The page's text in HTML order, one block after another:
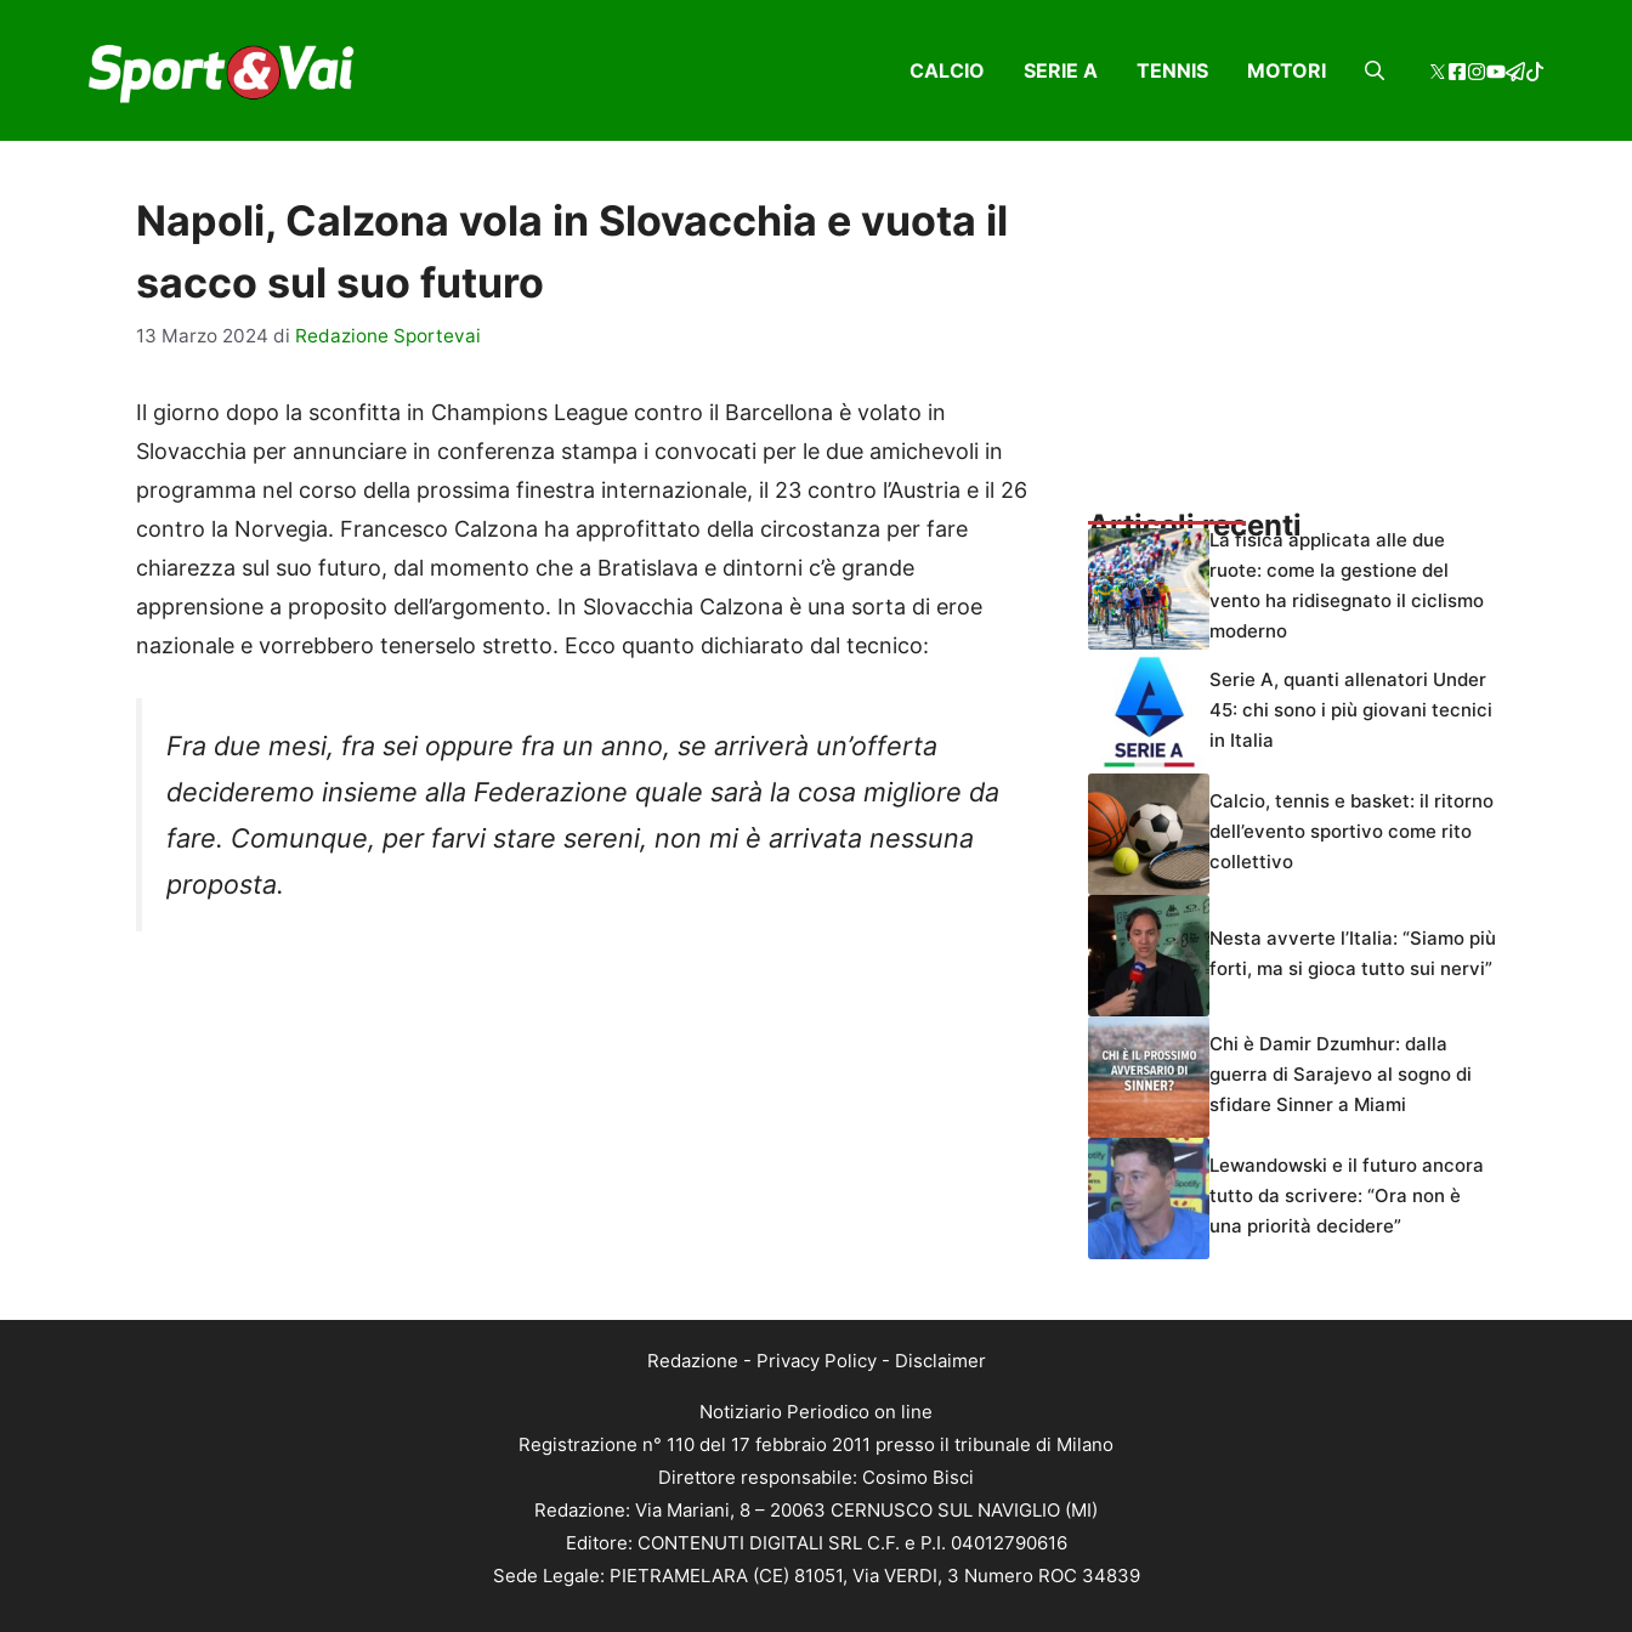
contenuto
CALCIO SERIE A TENNIS MOTORI
Napoli, Calzona vola in Slovacchia e vuota il
sacco sul suo futuro
13 Marzo 2024 di Redazione Sportevai
Il giorno dopo la sconfitta in Champions League contro il Barcellona è volato in
Slovacchia per annunciare in conferenza stampa i convocati per le due amichevoli in
programma nel corso della prossima finestra internazionale, il 23 contro l’Austria e il 26
contro la Norvegia. Francesco Calzona ha approfittato della circostanza per fare
chiarezza sul suo futuro, dal momento che a Bratislava e dintorni c’è grande
apprensione a proposito dell’argomento. In Slovacchia Calzona è una sorta di eroe
nazionale e vorrebbero tenerselo stretto. Ecco quanto dichiarato dal tecnico:
Fra due mesi, fra sei oppure fra un anno, se arriverà un’offerta
decideremo insieme alla Federazione quale sarà la cosa migliore da
fare. Comunque, per farvi stare sereni, non mi è arrivata nessuna
proposta.
Articoli recentiLa fisica applicata alle due
ruote: come la gestione del
vento ha ridisegnato il ciclismo
moderno
Serie A, quanti allenatori Under
45: chi sono i più giovani tecnici
in Italia
Calcio, tennis e basket: il ritorno
dell’evento sportivo come rito
collettivo
Nesta avverte l’Italia: “Siamo più
forti, ma si gioca tutto sui nervi”
Chi è Damir Dzumhur: dalla
guerra di Sarajevo al sogno di
sfidare Sinner a Miami
Lewandowski e il futuro ancora
tutto da scrivere: “Ora non è
una priorità decidere”
Redazione - Privacy Policy- Disclaimer
Notiziario Periodico on line
Registrazione n° 110 del 17 febbraio 2011 presso il tribunale di Milano
Direttore responsabile: Cosimo Bisci
Redazione: Via Mariani, 8 – 20063 CERNUSCO SUL NAVIGLIO (MI)
Editore: CONTENUTI DIGITALI SRL C.F. e P.I. 04012790616
Sede Legale: PIETRAMELARA (CE) 81051, Via VERDI, 3 Numero ROC 34839